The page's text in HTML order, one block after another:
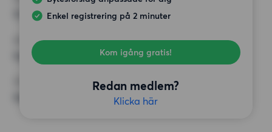
Enkel registrering på 2 minuter
Kom igång gratis!
Redan medlem?
Klicka här
13 500 kr
Inga speciella krav
ÖVRIGA PREFERENSER
Inga speciella preferenser